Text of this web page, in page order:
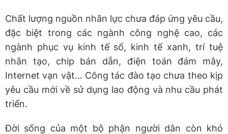
Chất lượng nguồn nhân lực chưa đáp ứng yêu cầu,
đặc biệt trong các ngành công nghệ cao, các
ngành phục vụ kinh tế số, kinh tế xanh, trí tuệ
nhân tạo, chip bán dẫn, điện toán đám mây,
Internet vạn vật… Công tác đào tạo chưa theo kịp
yêu cầu mới về sử dụng lao động và nhu cầu phát
triển.
Đời sống của một bộ phận người dân còn khó